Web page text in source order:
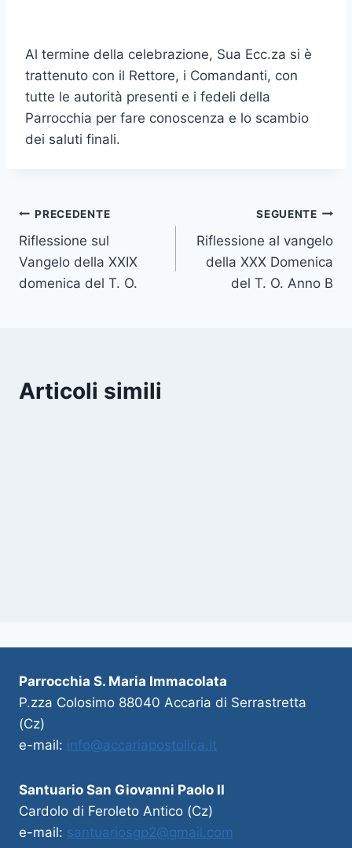
Al termine della celebrazione, Sua Ecc.za si è
trattenuto con il Rettore, i Comandanti, con
tutte le autorità presenti e i fedeli della
Parrocchia per fare conoscenza e lo scambio
dei saluti finali.
PRECEDENTE
Riflessione sul
Vangelo della XXIX
domenica del T. O.
SEGUENTE
Riflessione al vangelo
della XXX Domenica
del T. O. Anno B
Articoli simili
Parrocchia S. Maria Immacolata
P.zza Colosimo 88040 Accaria di Serrastretta
(Cz)
e-mail: info@accariapostolica.it
Santuario San Giovanni Paolo II
Cardolo di Feroleto Antico (Cz)
e-mail: santuariosgp2@gmail.com